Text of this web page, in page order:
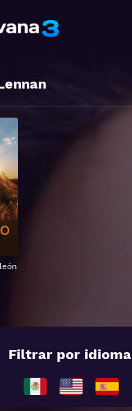
Filtrar por idioma